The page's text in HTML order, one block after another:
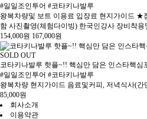
#일일조인투어 #코타키나발루
왕복차량및 보트 이용료 입장료 현지가이드
함 사진촬영(체험다이빙) 한국인강사 장비착
154,000원 167,000원
SOLD OUT
코타키나발루 핫플~!! 핵심만 담은 인스타핵심
#일일조인투어 #코타키나발루
왕복차량 현지가이드 음료및커피, 저녁식사(간
85,000원
회사소개
이용약관